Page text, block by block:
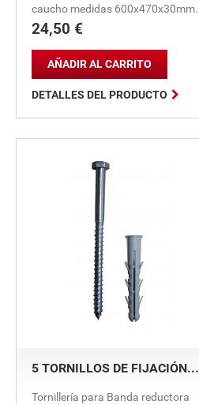
caucho medidas 600x470x30mm.
Precio
24,50 €

AÑADIR AL CARRITO
DETALLES DEL PRODUCTO
5 TORNILLOS DE FIJACIÓN...
Tornillería para Banda reductora